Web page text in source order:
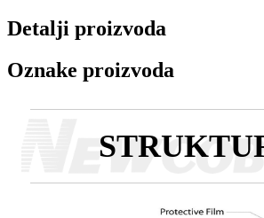
Detalji proizvoda
Oznake proizvoda